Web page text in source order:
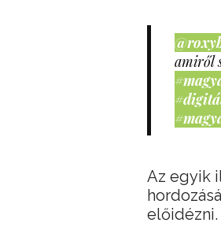
amiről
Az egyik
előidézni.